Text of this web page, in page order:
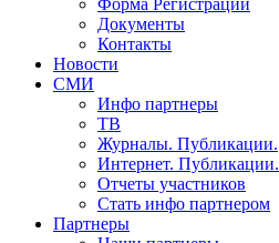
Форма Регистрации
Документы
Контакты
Новости
СМИ
Инфо партнеры
ТВ
Журналы. Публикации.
Интернет. Публикации.
Отчеты участников
Стать инфо партнером
Партнеры